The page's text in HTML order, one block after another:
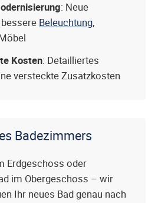
: Neue
Beleuchtung,
Kosten: Detailliertes
versteckte Zusatzkosten
Badezimmers
Erdgeschoss oder
im Obergeschoss – wir
Ihr neues Bad genau nach